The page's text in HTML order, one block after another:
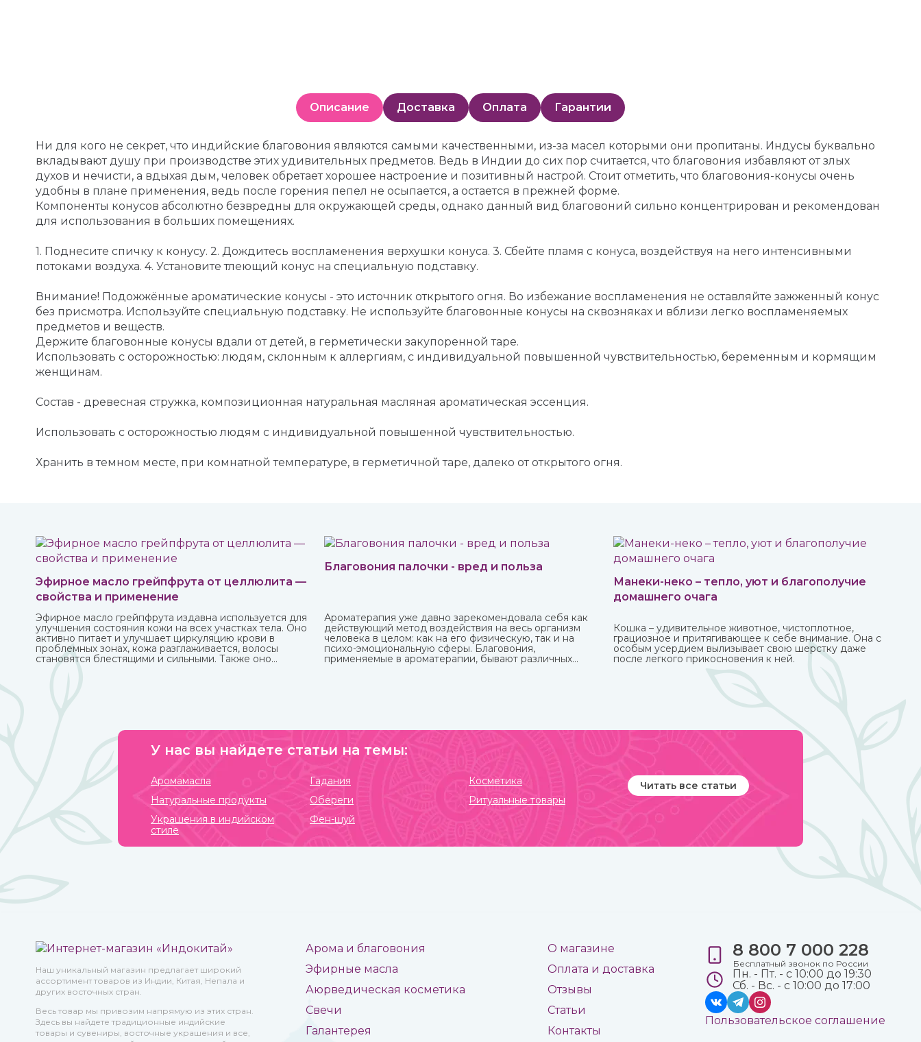
Описание Доставка Оплата Гарантии
Ни для кого не секрет, что индийские благовония являются самыми качественными, из-за масел которыми они пропитаны. Индусы буквально
вкладывают душу при производстве этих удивительных предметов. Ведь в Индии до сих пор считается, что благовония избавляют от злых
духов и нечисти, а вдыхая дым, человек обретает хорошее настроение и позитивный настрой. Стоит отметить, что благовония-конусы очень
удобны в плане применения, ведь после горения пепел не осыпается, а остается в прежней форме.
Компоненты конусов абсолютно безвредны для окружающей среды, однако данный вид благовоний сильно концентрирован и рекомендован
для использования в больших помещениях.
1. Поднесите спичку к конусу. 2. Дождитесь воспламенения верхушки конуса. 3. Сбейте пламя с конуса, воздействуя на него интенсивными
потоками воздуха. 4. Установите тлеющий конус на специальную подставку.
Внимание! Подожжённые ароматические конусы - это источник открытого огня. Во избежание воспламенения не оставляйте зажженный конус
без присмотра. Используйте специальную подставку. Не используйте благовонные конусы на сквозняках и вблизи легко воспламеняемых
предметов и веществ.
Держите благовонные конусы вдали от детей, в герметически закупоренной таре.
Использовать с осторожностью: людям, склонным к аллергиям, с индивидуальной повышенной чувствительностью, беременным и кормящим
женщинам.
Состав - древесная стружка, композиционная натуральная масляная ароматическая эссенция.
Использовать с осторожностью людям с индивидуальной повышенной чувствительностью.
Хранить в темном месте, при комнатной температуре, в герметичной таре, далеко от открытого огня.
Эфирное масло грейпфрута от целлюлита —
свойства и применение
Эфирное масло грейпфрута издавна используется для
улучшения состояния кожи на всех участках тела. Оно
активно питает и улучшает циркуляцию крови в
проблемных зонах, кожа разглаживается, волосы
становятся блестящими и сильными. Также оно
великолепно влияет на настроение, бодрит и
наполняет жизненными силами.
Благовония палочки - вред и польза
Ароматерапия уже давно зарекомендовала себя как
действующий метод воздействия на весь организм
человека в целом: как на его физическую, так и на
психо-эмоциональную сферы. Благовония,
применяемые в ароматерапии, бывают различных
Манеки-неко – тепло, уют и благополучие
домашнего очага
Кошка – удивительное животное, чистоплотное,
грациозное и притягивающее к себе внимание. Она с
особым усердием вылизывает свою шерстку даже
после легкого прикосновения к ней.
У нас вы найдете статьи на темы:
Аромамасла Гадания
Косметика
Натуральные продукты
Обереги
Ритуальные товары
Украшения в индийском
стиле
Фен-шуй
Читать все статьи
Наш уникальный магазин предлагает широкий
ассортимент товаров из Индии, Китая, Непала и
других восточных стран.
Весь товар мы привозим напрямую из этих стран.
Здесь вы найдете традиционные индийские
товары и сувениры, восточные украшения и все,
Арома и благовония
Эфирные масла
Аюрведическая косметика
Свечи
Галантерея
О магазине
Оплата и доставка
Отзывы
Статьи
Контакты
8 800 7 000 228
Бесплатный звонок по России
Пн. - Пт. - с 10:00 до 19:30
Сб. - Вс. - с 10:00 до 17:00
Пользовательское соглашение